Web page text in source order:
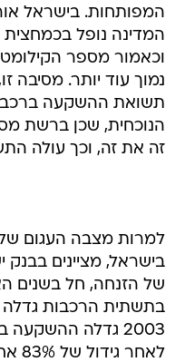
המפותחות. בישראל
המדינה נופל
וכאמור מספר
נמוך עוד יותר. מסיבה
תשואת ההשקעה
הנוכחית, שכן ברשת
זה את זה, וכך עולה
למרות מצבה העגום
בישראל, מציינים
של הזנחה, חל בשנים
בתשתית הרכבות